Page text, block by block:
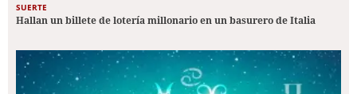
SUERTE
Hallan un billete de lotería millonario en un basurero de Italia